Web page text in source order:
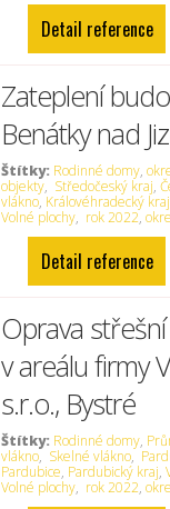
Detail reference
Zateplení
Benátky nad
Štítky: Rodinné domy,
objekty, Středočeský kraj,
vlákno, Královéhradecký kraj
Volné plochy, rok 2022,
Detail reference
Oprava
v areálu firmy
s.r.o., Bystré
Štítky: Rodinné domy,
vlákno, Skelné vlákno,
Pardubice, Pardubický kraj,
Volné plochy, rok 2022,